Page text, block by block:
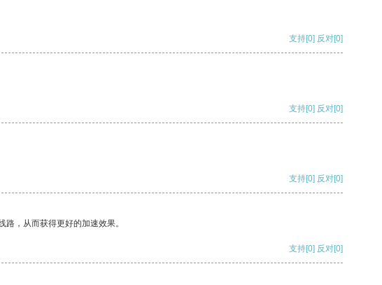
支持[0] 反对[0]
支持[0] 反对[0]
支持[0] 反对[0]
，从而获得更好的加速效果。
支持[0] 反对[0]